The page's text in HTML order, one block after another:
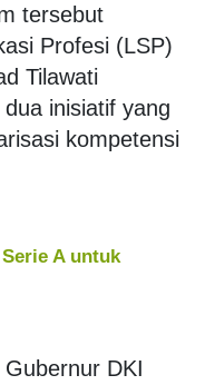
tersebut
Profesi (LSP)
Tilawati
inisiatif yang
kompetensi
A untuk
DKI